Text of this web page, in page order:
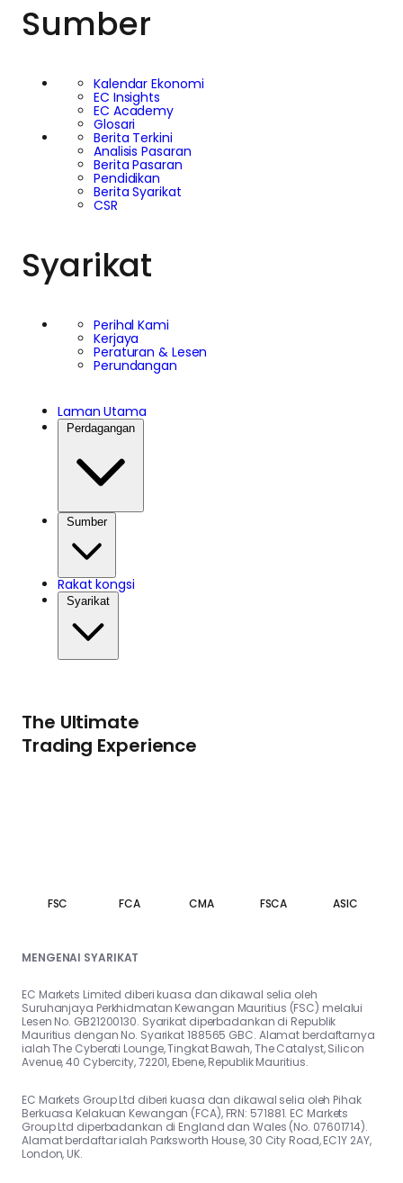
Sumber
Kalendar Ekonomi
EC Insights
EC Academy
Glosari
Berita Terkini
Analisis Pasaran
Berita Pasaran
Pendidikan
Berita Syarikat
CSR
Syarikat
Perihal Kami
Kerjaya
Peraturan & Lesen
Perundangan
Laman Utama
Perdagangan
Sumber
Rakat kongsi
Syarikat
The Ultimate
Trading Experience
FSC FCA CMA FSCA ASIC
MENGENAI SYARIKAT
EC Markets Limited diberi kuasa dan dikawal selia oleh
Suruhanjaya Perkhidmatan Kewangan Mauritius (FSC) melalui
Lesen No. GB21200130. Syarikat diperbadankan di Republik
Mauritius dengan No. Syarikat 188565 GBC. Alamat berdaftarnya
ialah The Cyberati Lounge, Tingkat Bawah, The Catalyst, Silicon
Avenue, 40 Cybercity, 72201, Ebene, Republik Mauritius.
EC Markets Group Ltd diberi kuasa dan dikawal selia oleh Pihak
Berkuasa Kelakuan Kewangan (FCA), FRN: 571881. EC Markets
Group Ltd diperbadankan di England dan Wales (No. 07601714).
Alamat berdaftar ialah Parksworth House, 30 City Road, EC1Y 2AY,
London, UK.